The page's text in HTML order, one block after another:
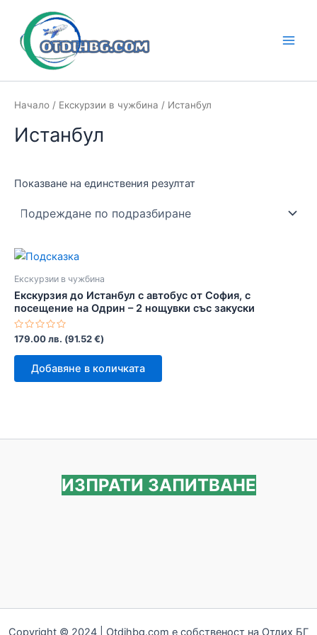
content
Начало / Екскурзии в чужбина / Истанбул
Истанбул
Показване на единствения резултат
Екскурзии в чужбина
Екскурзия до Истанбул с автобус от София, с
посещение на Одрин – 2 нощувки със закуски
Оценено
с
0
179.00лв. (91.52€)
Добавяне в количката
ИЗПРАТИ ЗАПИТВАНЕ
Copyright © 2024 | Otdihbg.com e собственост на Отдих БГ